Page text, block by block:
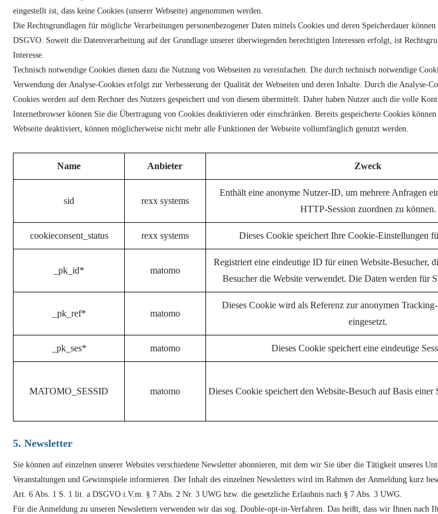
eingestellt ist, dass keine Cookies (unserer Webseite) angenommen werden.
Die Rechtsgrundlagen für mögliche Verarbeitungen personenbezogener Daten mittels Cookies und deren Speicherdauer
DSGVO. Soweit die Datenverarbeitung auf der Grundlage unserer überwiegenden berechtigten Interessen erfolgt, ist
Interesse.
Technisch notwendige Cookies dienen dazu die Nutzung von Webseiten zu vereinfachen. Die durch technisch notwendige
Verwendung der Analyse-Cookies erfolgt zur Verbesserung der Qualität der Webseiten und deren Inhalte. Durch die
Cookies werden auf dem Rechner des Nutzers gespeichert und von diesem übermittelt. Daher haben Nutzer auch die volle
Internetbrowser können Sie die Übertragung von Cookies deaktivieren oder einschränken. Bereits gespeicherte Cookies
Webseite deaktiviert, können möglicherweise nicht mehr alle Funktionen der Webseite vollumfänglich genutzt werden.
Name Anbieter Zweck
sid rexx systems
Enthält eine anonyme Nutzer-ID, um mehrere Anfragen
HTTP-Session zuordnen zu können.
cookieconsent_status rexx systems Dieses Cookie speichert Ihre Cookie-Einstellungen
_pk_id* matomo
Registriert eine eindeutige ID für einen Website-Besucher,
Besucher die Website verwendet. Die Daten werden für
_pk_ref* matomo
Dieses Cookie wird als Referenz zur anonymen
eingesetzt.
_pk_ses* matomo Dieses Cookie speichert eine eindeutige
MATOMO_SESSID matomo Dieses Cookie speichert den Website-Besuch auf Basis
5. Newsletter
Sie können auf einzelnen unserer Websites verschiedene Newsletter abonnieren, mit dem wir Sie über die Tätigkeit unseres
Veranstaltungen und Gewinnspiele informieren. Der Inhalt des einzelnen Newsletters wird im Rahmen der Anmeldung kurz
Art. 6 Abs. 1 S. 1 lit. a DSGVO i.V.m. § 7 Abs. 2 Nr. 3 UWG bzw. die gesetzliche Erlaubnis nach § 7 Abs. 3 UWG.
Für die Anmeldung zu unseren Newslettern verwenden wir das sog. Double-opt-in-Verfahren. Das heißt, dass wir Ihnen